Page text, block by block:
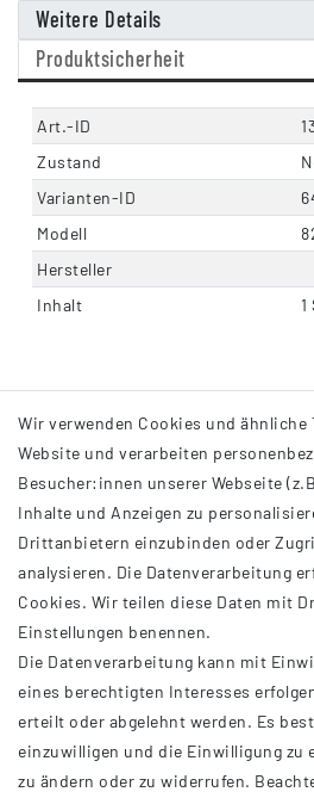
Weitere Details
Produktsicherheit
Art.-ID
Zustand
Varianten-ID
Modell
Hersteller
Inhalt
1
INFORMATIONEN
AGB
Impressum
Datenschutzerklärung
Widerrufsrecht
Barrierefreiheit
Wir verwenden Cookies und
Website und verarbeiten
Besucher:innen unserer Webseite
Inhalte und Anzeigen zu
Drittanbietern einzubinden oder
analysieren. Die Datenverarbeitung
Cookies. Wir teilen diese Daten mit
Einstellungen benennen.
Die Datenverarbeitung kann mit
eines berechtigten Interesses
erteilt oder abgelehnt werden. Es
einzuwilligen und die Einwilligung zu
zu ändern oder zu widerrufen.